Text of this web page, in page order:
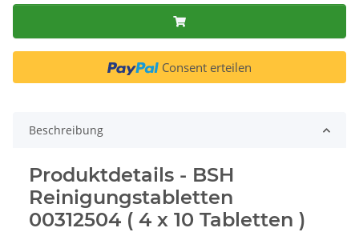
Consent erteilen
Beschreibung
Produktdetails - BSH
Reinigungstabletten
00312504 ( 4 x 10 Tabletten )